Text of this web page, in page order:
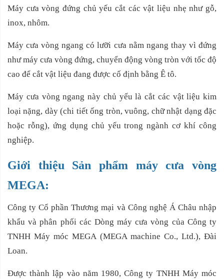
Máy cưa vòng đứng chủ yếu cắt các vật liệu nhẹ như gỗ,
inox, nhôm.
Máy cưa vòng ngang có lưỡi cưa nằm ngang thay vì đứng
như máy cưa vòng đứng, chuyển động vòng tròn với tốc độ
cao để cắt vật liệu đang được cố định bằng Ê tô.
Máy cưa vòng ngang này chủ yếu là cắt các vật liệu kim
loại nặng, dày (chi tiết ống tròn, vuông, chữ nhật dạng đặc
hoặc rỗng), ứng dụng chủ yếu trong ngành cơ khí công
nghiệp.
Giới thiệu Sản phẩm máy cưa vòng
MEGA:
Công ty Cổ phần Thương mại và Công nghệ Á Châu nhập
khẩu và phân phối các Dòng máy cưa vòng của Công ty
TNHH Máy móc MEGA (MEGA machine Co., Ltd.), Đài
Loan.
Được thành lập vào năm 1980, Công ty TNHH Máy móc